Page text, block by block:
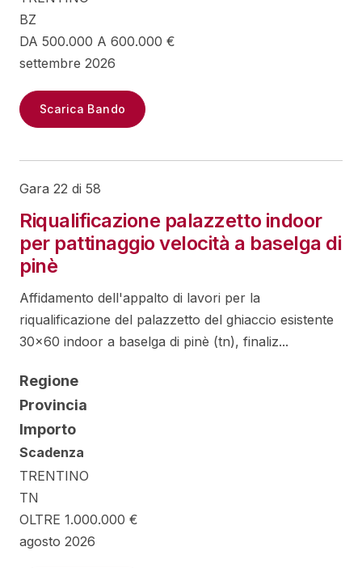
BZ
DA 500.000 A 600.000 €
settembre 2026
Scarica Bando
Gara 22 di 58
Riqualificazione palazzetto indoor
per pattinaggio velocità a baselga di
pinè
Affidamento dell'appalto di lavori per la
riqualificazione del palazzetto del ghiaccio esistente
30x60 indoor a baselga di pinè (tn), finaliz...
Regione
Provincia
Importo
Scadenza
TRENTINO
TN
OLTRE 1.000.000 €
agosto 2026